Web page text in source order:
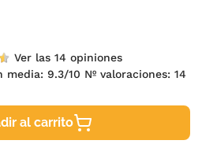
Ver las 14 opiniones
media:9.3/10 Nº valoraciones:14
al carrito